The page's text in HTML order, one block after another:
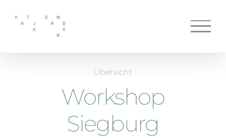
Inhalt
Übersicht
Workshop
Siegburg